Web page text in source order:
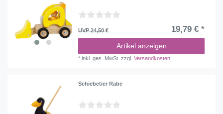
UVP 24,50 € 19,79 € *
Artikel anzeigen
*inkl. ges. MwSt. zzgl.Versandkosten
Schiebetier Rabe